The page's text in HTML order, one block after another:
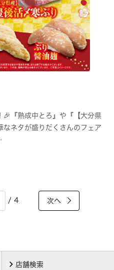
🎉『熟成中とろ』や『【大分県
なネタが盛りだくさんのフェア
/ 4 次へ
店舗検索